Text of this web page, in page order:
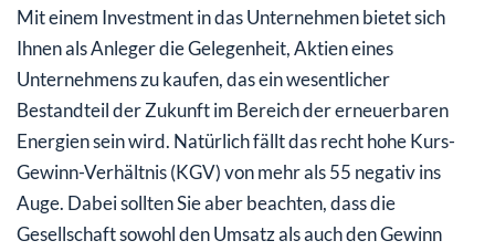
Mit einem Investment in das Unternehmen bietet sich
Ihnen als Anleger die Gelegenheit, Aktien eines
Unternehmens zu kaufen, das ein wesentlicher
Bestandteil der Zukunft im Bereich der erneuerbaren
Energien sein wird. Natürlich fällt das recht hohe Kurs-
Gewinn-Verhältnis (KGV) von mehr als 55 negativ ins
Auge. Dabei sollten Sie aber beachten, dass die
Gesellschaft sowohl den Umsatz als auch den Gewinn